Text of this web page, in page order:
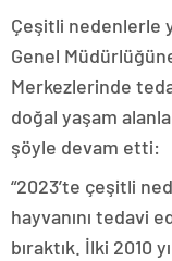
Çeşitli nedenlerle
Genel
Merkezlerinde
doğal yaşam
şöyle devam etti:
“2023’te çeşitli
hayvanını tedavi
bıraktık. İlki 2010